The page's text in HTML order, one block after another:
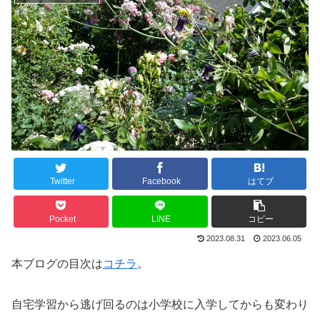
Twitter Facebook はてブ
Pocket LINE コピー
2023.08.31 2023.06.05
本ブログの目次はコチラ 。
自宅学習から逃げ回るのは小学校に入学してからも変わり